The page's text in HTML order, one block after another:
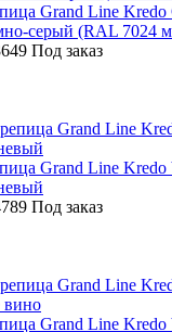
Grand Line Kredo
серый (RAL 7024
Под заказ
Grand Line
Под заказ
Grand Line